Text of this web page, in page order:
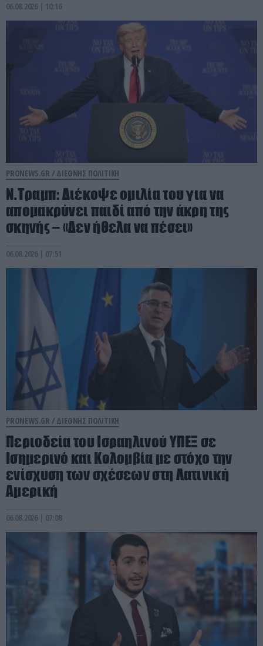
06.08.2026 | 10:16
PRONEWS.GR / ΔΙΕΘΝΗΣ ΠΟΛΙΤΙΚΗ
Ν.Τραμπ: Διέκοψε ομιλία του για να
απομακρύνει παιδί από την άκρη της
σκηνής – «Δεν ήθελα να πέσει»
06.08.2026 | 07:51
PRONEWS.GR / ΔΙΕΘΝΗΣ ΠΟΛΙΤΙΚΗ
Περιοδεία του Ισραηλινού ΥΠΕΞ σε
Ισημερινό και Κολομβία με στόχο την
ενίσχυση των σχέσεων στη Λατινική
Αμερική
06.08.2026 | 07:08